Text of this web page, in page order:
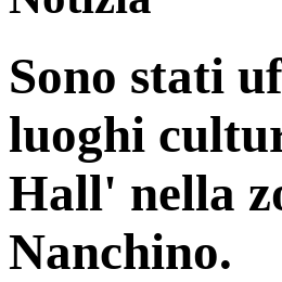
Sono stati
luoghi
Hall' nella
Nanchino.